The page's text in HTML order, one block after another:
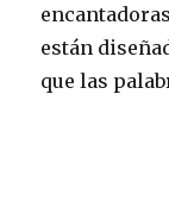
están
que las